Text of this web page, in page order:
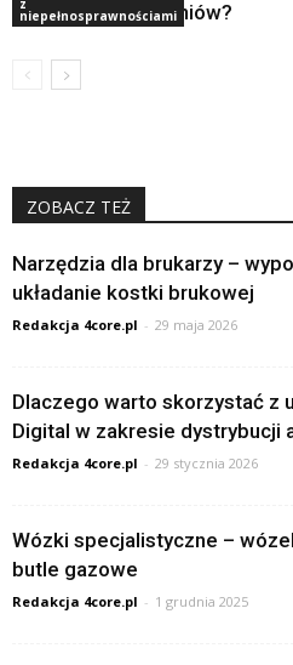
niepełnosprawnościamiuczniów?
ZOBACZ TEŻ
Narzędzia dla brukarzy –
układanie kostki brukowej
Redakcja 4core.pl - 29 maja 2026
Dlaczego warto skorzystać z
Digital w zakresie dystrybucji
Redakcja 4core.pl - 29 stycznia 2026
Wózki specjalistyczne –
butle gazowe
Redakcja 4core.pl - 1 grudnia 2025